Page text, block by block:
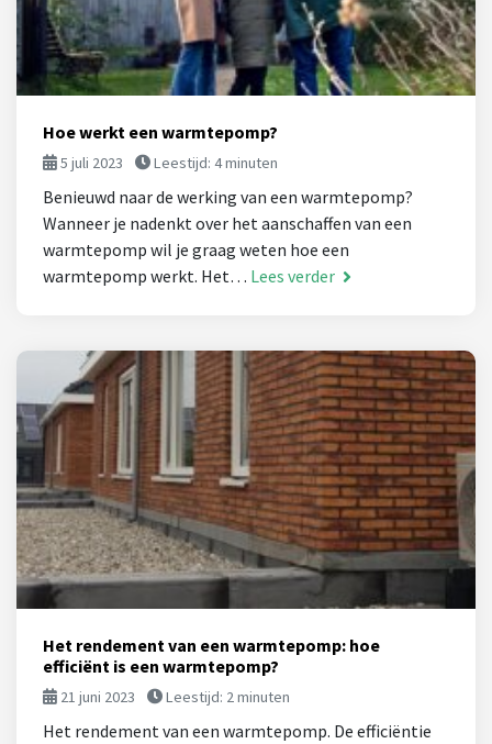
Hoe werkt een warmtepomp?
5 juli 2023 Leestijd: 4minuten
Benieuwd naar de werking van een warmtepomp?
Wanneer je nadenkt over het aanschaffen van een
warmtepomp wil je graag weten hoe een
warmtepomp werkt. Het… Lees verder
Het rendement van een warmtepomp: hoe
efficiënt is een warmtepomp?
21 juni 2023 Leestijd: 2minuten
Het rendement van een warmtepomp. De efficiëntie